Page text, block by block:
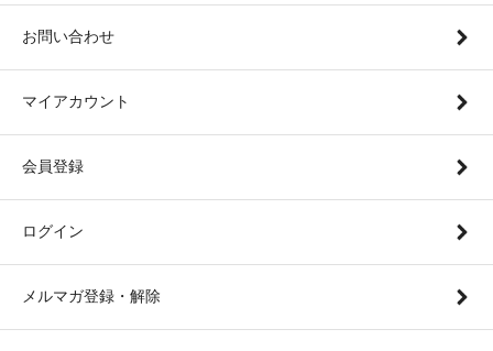
お問い合わせ
マイアカウント
会員登録
ログイン
メルマガ登録・解除